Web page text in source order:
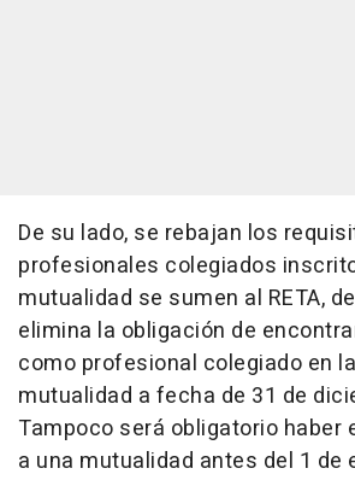
De su lado, se rebajan los
profesionales colegiados
mutualidad se sumen al RETA,
elimina la obligación de
como profesional colegiado en
mutualidad a fecha de 31 de
Tampoco será obligatorio
a una mutualidad antes del 1 de